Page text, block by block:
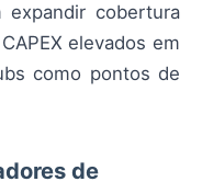
expandir cobertura
elevados em
como pontos de
de